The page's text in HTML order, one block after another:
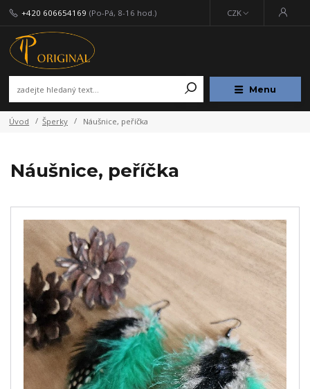
Menu
CZK
+420 606654169 (Po-Pá, 8-16 hod.)
Úvod Šperky Náušnice, peříčka
Náušnice, peříčka